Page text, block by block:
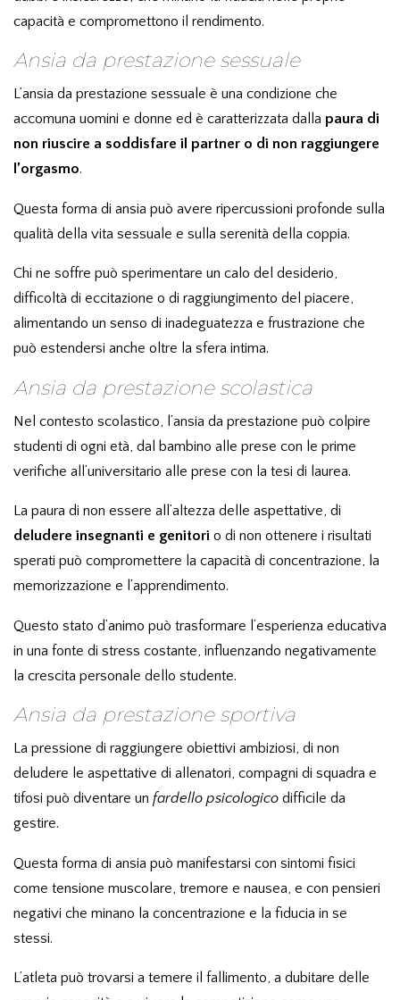
capacità e compromettono il rendimento.
Ansia da prestazione sessuale
L’ansia da prestazione sessuale è una condizione che
accomuna uomini e donne ed è caratterizzata dalla paura di
non riuscire a soddisfare il partner o di non raggiungere
l’orgasmo.
Questa forma di ansia può avere ripercussioni profonde sulla
qualità della vita sessuale e sulla serenità della coppia.
Chi ne soffre può sperimentare un calo del desiderio,
difficoltà di eccitazione o di raggiungimento del piacere,
alimentando un senso di inadeguatezza e frustrazione che
può estendersi anche oltre la sfera intima.
Ansia da prestazione scolastica
Nel contesto scolastico, l’ansia da prestazione può colpire
studenti di ogni età, dal bambino alle prese con le prime
verifiche all’universitario alle prese con la tesi di laurea.
La paura di non essere all’altezza delle aspettative, di
deludere insegnanti e genitori o di non ottenere i risultati
sperati può compromettere la capacità di concentrazione, la
memorizzazione e l’apprendimento.
Questo stato d’animo può trasformare l’esperienza educativa
in una fonte di stress costante, influenzando negativamente
la crescita personale dello studente.
Ansia da prestazione sportiva
La pressione di raggiungere obiettivi ambiziosi, di non
deludere le aspettative di allenatori, compagni di squadra e
tifosi può diventare un fardello psicologico difficile da
gestire.
Questa forma di ansia può manifestarsi con sintomi fisici
come tensione muscolare, tremore e nausea, e con pensieri
negativi che minano la concentrazione e la fiducia in se
stessi.
L’atleta può trovarsi a temere il fallimento, a dubitare delle